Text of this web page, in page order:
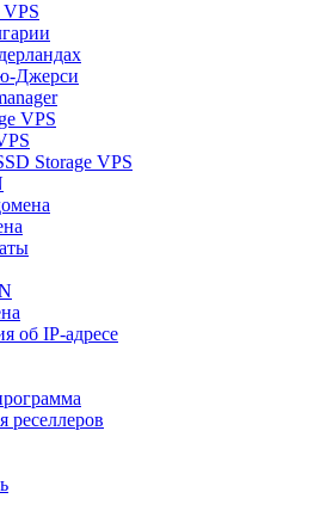
Джерси
VPS
Storage VPS
об IP-адресе
реселлеров